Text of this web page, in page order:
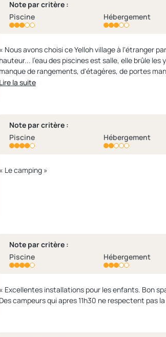
Note par critère :
Piscine
Hébergement
« Nous avons choisi ce Yelloh village à l'étranger parce que
hauteur... l'eau des piscines est salle, elle brûle les yeux et elle laisse une mauvaise odeur sur les maillots de bain. Le logement était récent mais il
manque de rangements, d'étagères, de portes
qu'il est indiqué sur le site internet que le lit deux
Lire la suite
Note par critère :
Piscine
Hébergement
« Le camping »
Note par critère :
Piscine
Hébergement
« Excellentes installations pour les enfants. Bon